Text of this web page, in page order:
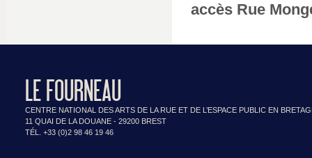
accès Rue
LE FOURNEAU
CENTRE NATIONAL DES ARTS DE LA RUE ET DE L’ESPACE PUBLIC EN
11 QUAI DE LA DOUANE - 29200 BREST
TÉL. +33 (0)2 98 46 19 46